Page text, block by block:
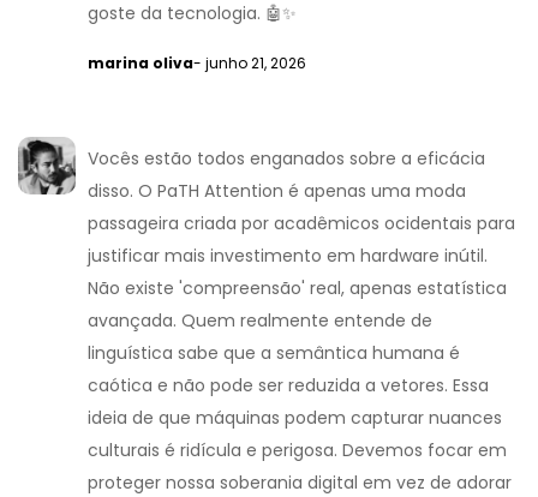
goste da tecnologia. 🤖✨
marina oliva- junho 21, 2026
Vocês estão todos enganados sobre a eficácia
disso. O PaTH Attention é apenas uma moda
passageira criada por acadêmicos ocidentais para
justificar mais investimento em hardware inútil.
Não existe 'compreensão' real, apenas estatística
avançada. Quem realmente entende de
linguística sabe que a semântica humana é
caótica e não pode ser reduzida a vetores. Essa
ideia de que máquinas podem capturar nuances
culturais é ridícula e perigosa. Devemos focar em
proteger nossa soberania digital em vez de adorar